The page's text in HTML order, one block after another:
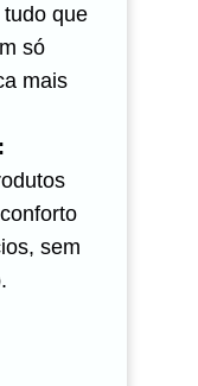
tudo que
só
mais
sem